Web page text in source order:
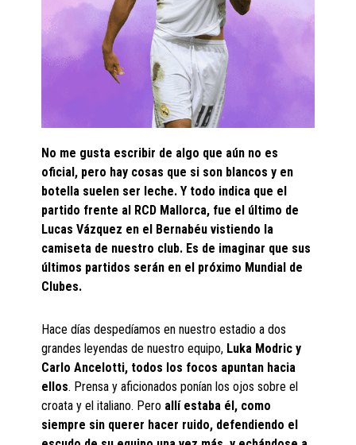
No me gusta escribir de algo que aún no es
oficial, pero hay cosas que si son blancos y en
botella suelen ser leche. Y todo indica que el
partido frente al RCD Mallorca, fue el último de
Lucas Vázquez en el Bernabéu vistiendo la
camiseta de nuestro club. Es de imaginar que sus
últimos partidos serán en el próximo Mundial de
Clubes.
Hace días despedíamos en nuestro estadio a dos
grandes leyendas de nuestro equipo, Luka Modric y
Carlo Ancelotti, todos los focos apuntan hacia
ellos. Prensa y aficionados ponían los ojos sobre el
croata y el italiano. Pero allí estaba él, como
siempre sin querer hacer ruido, defendiendo el